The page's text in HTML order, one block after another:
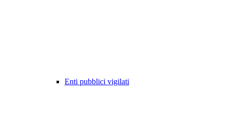
Enti pubblici vigilati